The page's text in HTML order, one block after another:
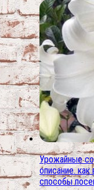
Урожайные
описание.
способы